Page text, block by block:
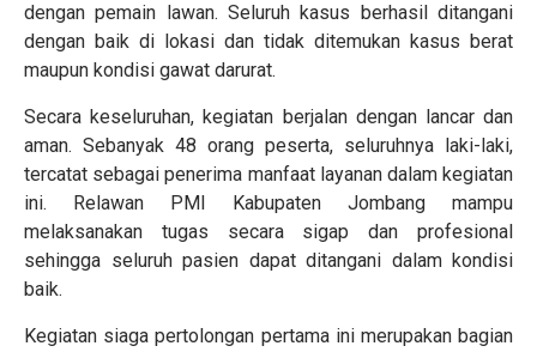
dengan pemain lawan. Seluruh kasus berhasil ditangani
dengan baik di lokasi dan tidak ditemukan kasus berat
maupun kondisi gawat darurat.
Secara keseluruhan, kegiatan berjalan dengan lancar dan
aman. Sebanyak 48 orang peserta, seluruhnya laki-laki,
tercatat sebagai penerima manfaat layanan dalam kegiatan
ini. Relawan PMI Kabupaten Jombang mampu
melaksanakan tugas secara sigap dan profesional
sehingga seluruh pasien dapat ditangani dalam kondisi
baik.
Kegiatan siaga pertolongan pertama ini merupakan bagian